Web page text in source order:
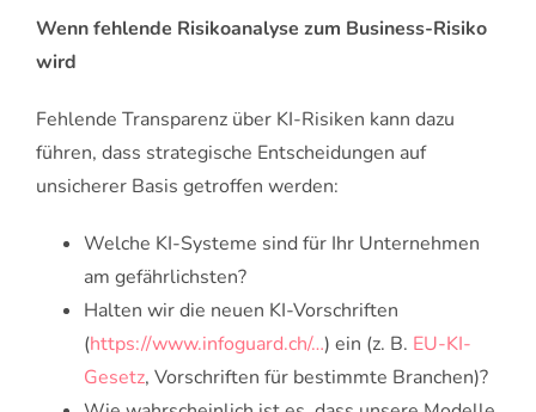
Wenn fehlende Risikoanalyse zum Business-Risiko
wird
Fehlende Transparenz über KI-Risiken kann dazu
führen, dass strategische Entscheidungen auf
unsicherer Basis getroffen werden:
Welche KI-Systeme sind für Ihr Unternehmen
am gefährlichsten?
Halten wir die neuen KI-Vorschriften
(https://www.infoguard.ch/…) ein (z. B. EU-KI-
Gesetz, Vorschriften für bestimmte Branchen)?